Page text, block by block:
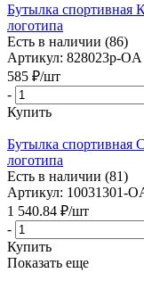
Бутылка спортивная
логотипа
Есть в наличии (86)
Артикул: 828023p-OA
585 ₽/шт
-
Купить
Бутылка спортивная
логотипа
Есть в наличии (81)
Артикул: 10031301-
1 540.84 ₽/шт
-
Купить
Показать еще